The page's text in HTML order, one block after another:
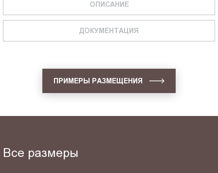
ОПИСАНИЕ
ДОКУМЕНТАЦИЯ
ПРИМЕРЫ РАЗМЕЩЕНИЯ
Все размеры